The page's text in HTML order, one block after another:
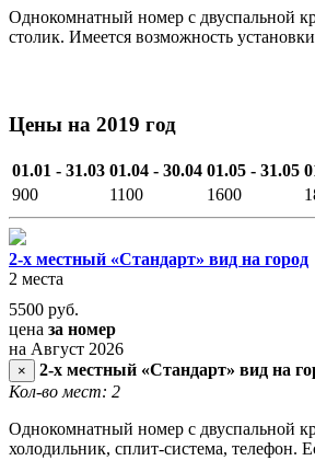
Однокомнатный номер с двуспальной
столик. Имеется возможность
Цены на 2019 год
01.01 - 31.03 01.04 - 30.04 01.05 - 31.05
900
1100 1600
2-х местный «Стандарт» вид на город
2 места
5500 руб.
цена за номер
на Август 2026
×
2-х местный «Стандарт» вид на
Кол-во мест: 2
Однокомнатный номер с двуспальной
холодильник, сплит-система, телефон.